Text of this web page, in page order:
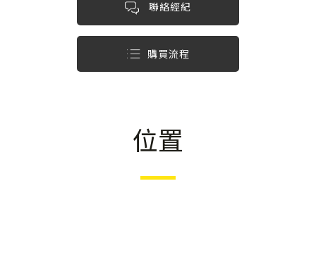
聯絡經紀
購買流程
位置